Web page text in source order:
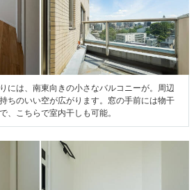
には、南東向きの小さなバルコニーが。周辺
ちのいい空が広がります。窓の手前には物干
、こちらで室内干しも可能。